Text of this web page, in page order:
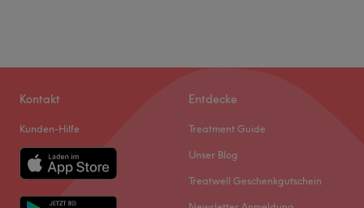
Kontakt
Kunden-Hilfe
Entdecke
Treatment Guide
Unser Blog
Treatwell Geschenkgutschein